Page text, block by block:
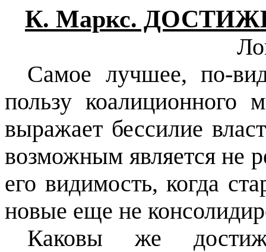
К. Маркс.
Самое лучшее, по-
пользу коалиционного
выражает бессилие
возможным является не
его видимость, когда
новые еще не
Каковы же